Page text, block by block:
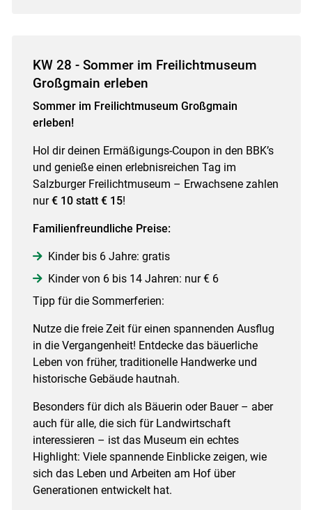
KW 28 - Sommer im Freilichtmuseum
Großgmain erleben
Sommer im Freilichtmuseum Großgmain
erleben!
Hol dir deinen Ermäßigungs-Coupon in den BBK’s
und genieße einen erlebnisreichen Tag im
Salzburger Freilichtmuseum – Erwachsene zahlen
nur€ 10 statt € 15!
Familienfreundliche Preise:
Kinder bis 6 Jahre: gratis
Kinder von 6 bis 14 Jahren: nur € 6
Tipp für die Sommerferien:
Nutze die freie Zeit für einen spannenden Ausflug
in die Vergangenheit! Entdecke das bäuerliche
Leben von früher, traditionelle Handwerke und
historische Gebäude hautnah.
Besonders für dich als Bäuerin oder Bauer – aber
auch für alle, die sich für Landwirtschaft
interessieren – ist das Museum ein echtes
Highlight: Viele spannende Einblicke zeigen, wie
sich das Leben und Arbeiten am Hof über
Generationen entwickelt hat.